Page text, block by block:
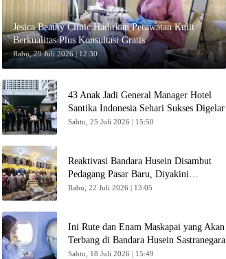
Jesica Beauty Clinic Hadirkan Perawatan Kulit
Berkualitas Plus Konsultasi Gratis
Rabu, 29 Juli 2026 | 12:30
43 Anak Jadi General Manager Hotel
Santika Indonesia Sehari Sukses Digelar
Sabtu, 25 Juli 2026 | 15:50
Reaktivasi Bandara Husein Disambut
Pedagang Pasar Baru, Diyakini
Bangkitkan Kembali Ekonomi Bandung
Rabu, 22 Juli 2026 | 13:05
Ini Rute dan Enam Maskapai yang Akan
Terbang di Bandara Husein Sastranegara
Sabtu, 18 Juli 2026 | 15:49